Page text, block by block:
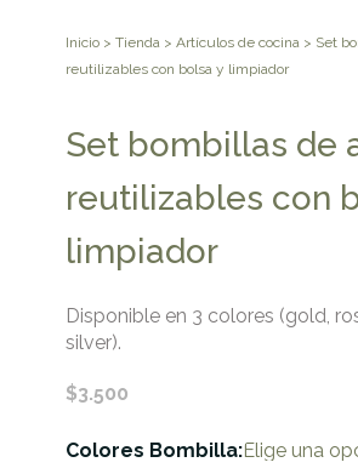
Inicio >Tienda >Artículos de cocina > Set
reutilizables con bolsa y limpiador
Set bombillas de
reutilizables con
limpiador
Disponible en 3 colores (gold,
silver).
$3.500
Colores Bombilla